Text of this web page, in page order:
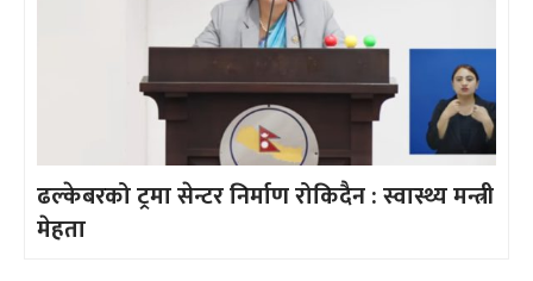
ढल्केबरको ट्रमा सेन्टर निर्माण रोकिदैन : स्वास्थ्य मन्त्री
मेहता